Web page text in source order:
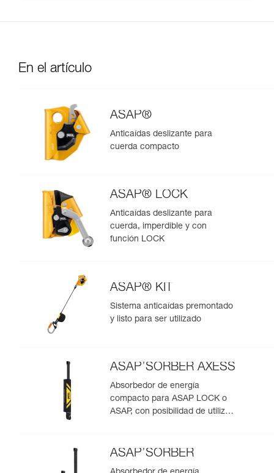
En el artículo
ASAP®
Anticaídas deslizante para
cuerda compacto
ASAP® LOCK
Anticaídas deslizante para
cuerda, imperdible y con
función LOCK
ASAP® KIT
Sistema anticaídas premontado
y listo para ser utilizado
ASAP’SORBER AXESS
Absorbedor de energía
compacto para ASAP LOCK o
ASAP, con posibilidad de utilizar
ASAP’SORBER